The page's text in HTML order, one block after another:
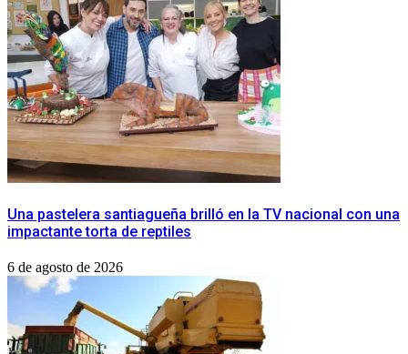
Una pastelera santiagueña brilló en la TV nacional con una
impactante torta de reptiles
6 de agosto de 2026